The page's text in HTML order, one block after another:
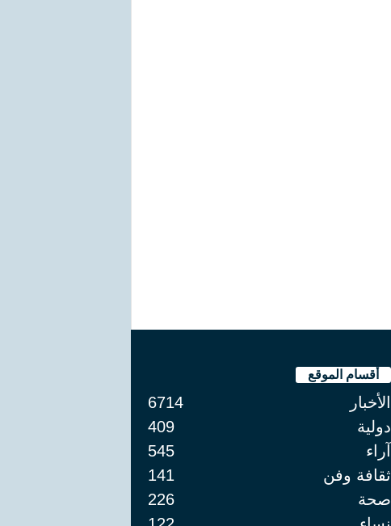
أقسام الموقع
الأخبار
6714
دولية
409
آراء
545
ثقافة وفن
141
صحة
226